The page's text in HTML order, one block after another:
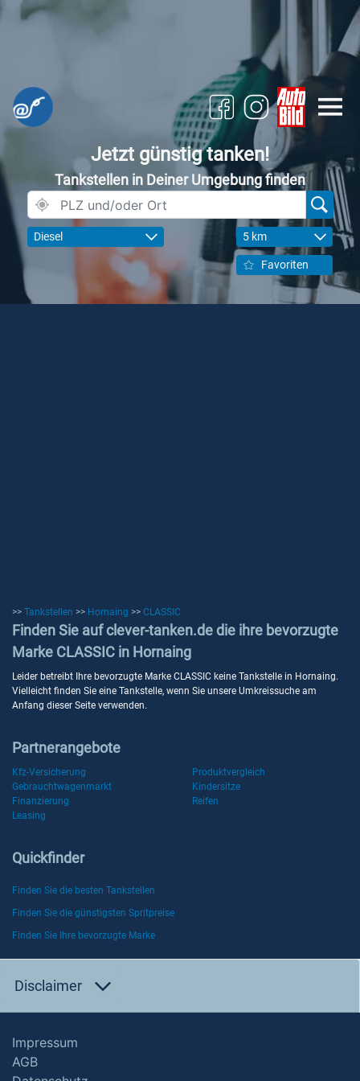
Jetzt günstig tanken!
Tankstellen in Deiner Umgebung finden
Diesel 5 km
Favoriten
>> Tankstellen >> Hornaing >> CLASSIC
Finden Sie auf clever-tanken.de die ihre bevorzugte
Marke CLASSIC in Hornaing
Leider betreibt Ihre bevorzugte Marke CLASSIC keine Tankstelle in Hornaing.
Vielleicht finden Sie eine Tankstelle, wenn Sie unsere Umkreissuche am
Anfang dieser Seite verwenden.
Partnerangebote
Kfz-Versicherung
Produktvergleich
Gebrauchtwagenmarkt
Kindersitze
Finanzierung
Reifen
Leasing
Quickfinder
Finden Sie die besten Tankstellen
Finden Sie die günstigsten Spritpreise
Finden Sie Ihre bevorzugte Marke
Disclaimer
Impressum
AGB